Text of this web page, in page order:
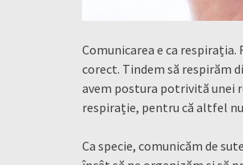
Comunicarea e ca respirația.
corect. Tindem să respirăm
avem postura potrivită unei
respirație, pentru că altfel
Ca specie, comunicăm de